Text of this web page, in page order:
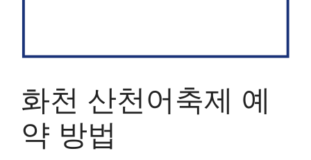
화천 산천어축제 예
약 방법